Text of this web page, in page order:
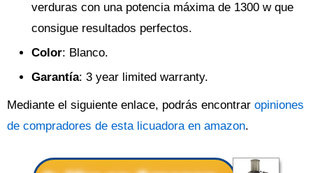
verduras con una potencia máxima de 1300 w que
consigue resultados perfectos.
Color: Blanco.
Garantía: 3 year limited warranty.
Mediante el siguiente enlace, podrás encontrar opiniones
de compradores de esta licuadora en amazon.